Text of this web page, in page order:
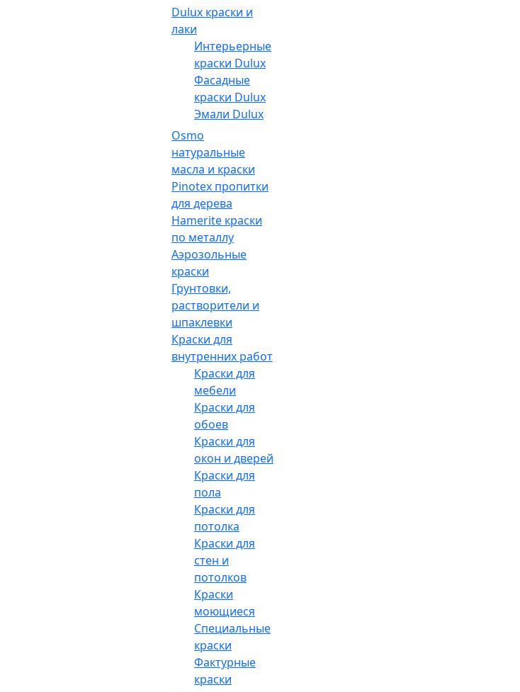
Dulux краски и
лаки
Интерьерные
краски Dulux
Фасадные
краски Dulux
Эмали Dulux
Osmo
натуральные
масла и краски
Pinotex пропитки
для дерева
Hamerite краски
по металлу
Аэрозольные
краски
Грунтовки,
растворители и
шпаклевки
Краски для
внутренних работ
Краски для
мебели
Краски для
обоев
Краски для
окон и дверей
Краски для
пола
Краски для
потолка
Краски для
стен и
потолков
Краски
моющиеся
Специальные
краски
Фактурные
краски